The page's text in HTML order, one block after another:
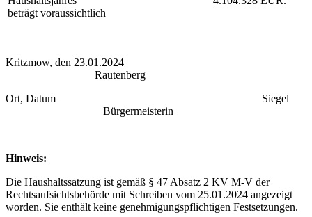
beträgt voraussichtlich
Kritzmow, den 23.01.2024
Rautenberg
Ort, Datum Siegel
Bürgermeisterin
Hinweis:
Die Haushaltssatzung ist gemäß § 47 Absatz 2 KV M-V der
Rechtsaufsichtsbehörde mit Schreiben vom 25.01.2024 angezeigt
worden. Sie enthält keine genehmigungspflichtigen Festsetzungen.